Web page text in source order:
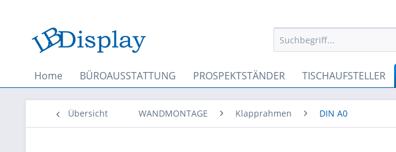
Home BÜROAUSSTATTUNG PROSPEKTSTÄNDER TISCHAUFSTELLER
Übersicht WANDMONTAGE Klapprahmen DIN A0